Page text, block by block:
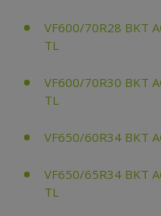
VF600/70R28 BKT
TL
VF600/70R30 BKT
TL
VF650/60R34 BKT
VF650/65R34 BKT
TL